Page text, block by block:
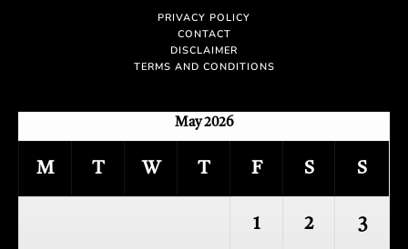
PRIVACY POLICY
CONTACT
DISCLAIMER
TERMS AND CONDITIONS
May 2026
M T W T F S S
1 2 3